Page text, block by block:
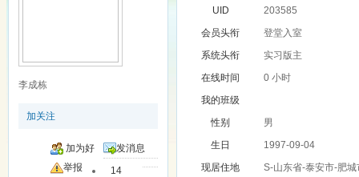
李成栋
加关注
加为好
友
发消息
举报
14
UID
203585
会员头衔
登堂入室
系统头衔
实习版主
在线时间
0 小时
我的班级
性别
男
生日
1997-09-04
现居住地
S-山东省-泰安市-肥城